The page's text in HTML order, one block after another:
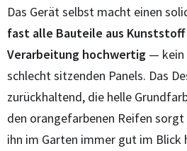
Das Gerät selbst macht einen
fast alle Bauteile aus
Verarbeitung hochwertig — kein
schlecht sitzenden Panels. Das
zurückhaltend, die helle
den orangefarbenen Reifen
ihn im Garten immer gut im Blick